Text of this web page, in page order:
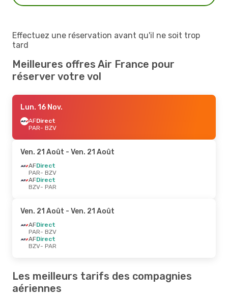
Effectuez une réservation avant qu'il ne soit trop
tard
Meilleures offres Air France pour
réserver votre vol
Lun. 16 Nov.
AFDirect
PAR- BZV
Ven. 21 Août - Ven. 21 Août
AFDirect
PAR- BZV
AFDirect
BZV- PAR
Ven. 21 Août - Ven. 21 Août
AFDirect
PAR- BZV
AFDirect
BZV- PAR
Les meilleurs tarifs des compagnies
aériennes